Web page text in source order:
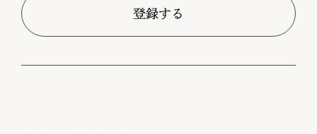
登録する